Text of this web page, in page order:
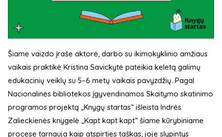
Šiame vaizdo įraše aktorė, darbo su ikimokyklinio amžiaus
vaikais praktikė Kristina Savickytė pateikia keletą galimų
edukacinių veiklų su 5–6 metų vaikais pavyzdžių. Pagal
Nacionalinės bibliotekos įgyvendinamos Skaitymo skatinimo
programos projektą „Knygų startas“ išleista Indrės
Zalieckienės knygelė „Kapt kapt kapt“ šiame kūrybiniame
procese tarnauja kaip atspirties taškas, joje slypintys